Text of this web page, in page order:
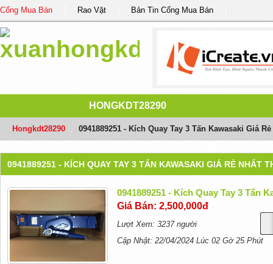
Cổng Mua Bán Rao Vặt Bản Tin Cổng Mua Bán
HONGKDT28290
Hongkdt28290 0941889251 - Kích Quay Tay 3 Tấn Kawasaki Giá
0941889251 - KÍCH QUAY TAY 3 TẤN KAWASAKI GIÁ RẺ NHẤT
0941889251 - Kích Quay Tay 3 Tấn
Giá Bán: 2,500,000đ
Lượt Xem: 3237 người
Cập Nhật: 22/04/2024 Lúc 02 Gờ 25 Phút